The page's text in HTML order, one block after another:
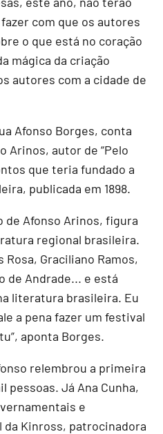
com que os autores
o que está no coração
mágica da criação
autores com a cidade de
Afonso Borges, conta
Arinos, autor de “Pelo
que teria fundado a
publicada em 1898.
de Afonso Arinos, figura
regional brasileira.
Graciliano Ramos,
de Andrade... e está
literatura brasileira. Eu
a pena fazer um festival
aponta Borges.
relembrou a primeira
pessoas. Já Ana Cunha,
e
da Kinross, patrocinadora